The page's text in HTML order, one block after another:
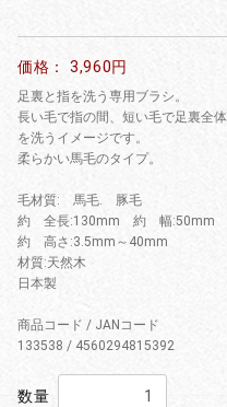
価格： 3,960円
足裏と指を洗う専用ブラシ。
長い毛で指の間、短い毛で足裏全体
を洗うイメージです。
柔らかい馬毛のタイプ。
毛材質: 馬毛. 豚毛
約 全長:130mm 約 幅:50mm
約 高さ:3.5mm～40mm
材質:天然木
日本製
商品コード / JANコード
133538 / 4560294815392
数量